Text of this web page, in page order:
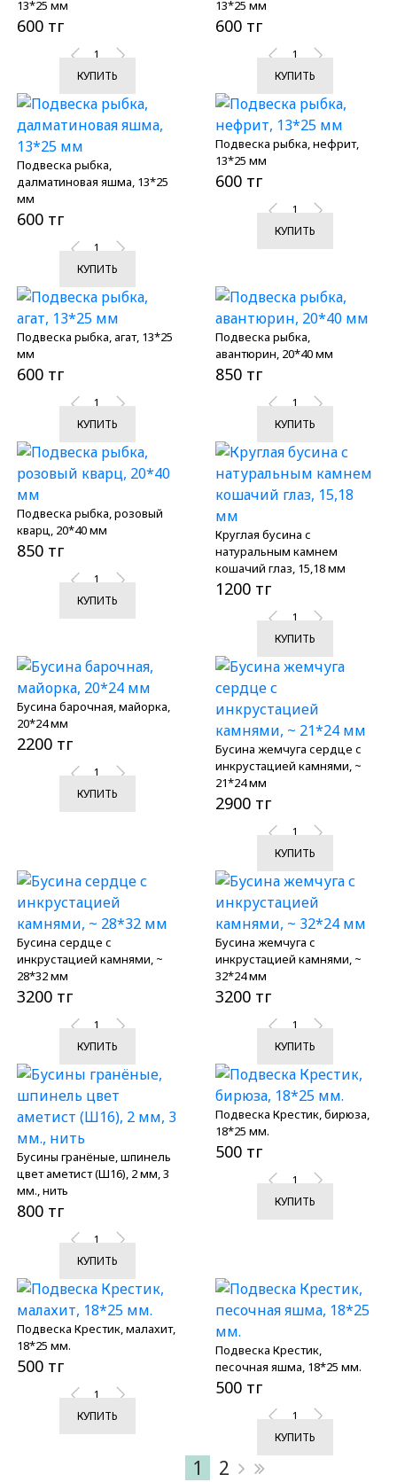
13*25 мм
600 тг
КУПИТЬ
13*25 мм
600 тг
КУПИТЬ
Подвеска рыбка,
далматиновая яшма, 13*25
мм
600 тг
КУПИТЬ
Подвеска рыбка, нефрит,
13*25 мм
600 тг
КУПИТЬ
Подвеска рыбка, агат, 13*25
мм
600 тг
КУПИТЬ
Подвеска рыбка,
авантюрин, 20*40 мм
850 тг
КУПИТЬ
Подвеска рыбка, розовый
кварц, 20*40 мм
850 тг
КУПИТЬ
Круглая бусина с
натуральным камнем
кошачий глаз, 15,18 мм
1200 тг
КУПИТЬ
Бусина барочная, майорка,
20*24 мм
2200 тг
КУПИТЬ
Бусина жемчуга сердце с
инкрустацией камнями, ~
21*24 мм
2900 тг
КУПИТЬ
Бусина сердце с
инкрустацией камнями, ~
28*32 мм
3200 тг
КУПИТЬ
Бусина жемчуга с
инкрустацией камнями, ~
32*24 мм
3200 тг
КУПИТЬ
Бусины гранёные, шпинель
цвет аметист (Ш16), 2 мм, 3
мм., нить
800 тг
КУПИТЬ
Подвеска Крестик, бирюза,
18*25 мм.
500 тг
КУПИТЬ
Подвеска Крестик, малахит,
18*25 мм.
500 тг
КУПИТЬ
Подвеска Крестик,
песочная яшма, 18*25 мм.
500 тг
КУПИТЬ
1 2